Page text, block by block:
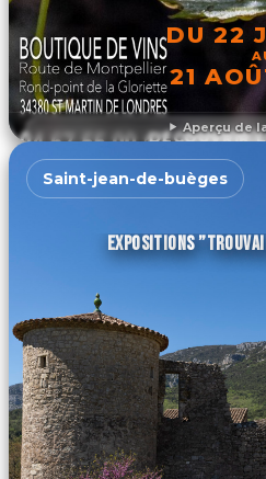
Aperçu de
DU 22
21
DÉCOUVRIR
Saint-jean-de-buèges
EXPOSITIONS